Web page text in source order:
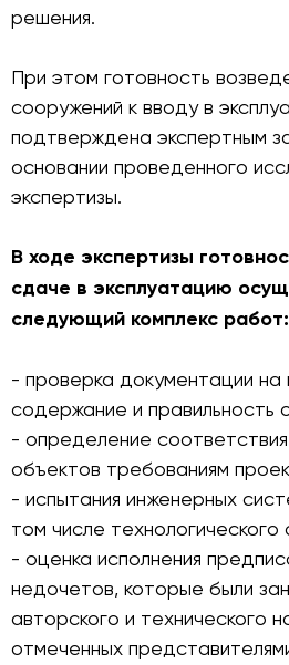
решения.
При этом готовность
сооружений к вводу в
подтверждена экспертным
основании проведенного
экспертизы.
В ходе экспертизы
сдаче в эксплуатацию
следующий комплекс работ:
- проверка документации на
содержание и правильность
- определение
объектов требованиям
- испытания инженерных
том числе технологического
- оценка исполнения
недочетов, которые были
авторского и технического
отмеченных